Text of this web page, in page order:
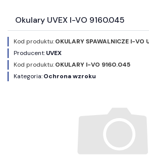
Okulary UVEX I-VO 9160.045
Kod produktu:OKULARY SPAWALNICZE I-VO
Producent:UVEX
Kod produktu:OKULARY I-VO 9160.045
Kategoria:Ochrona wzroku